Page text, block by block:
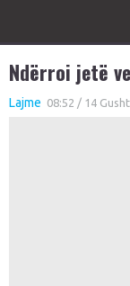
Ndërroi jetë
Lajme 08:52 / 14